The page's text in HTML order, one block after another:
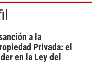
a la
Privada: el
en la Ley del